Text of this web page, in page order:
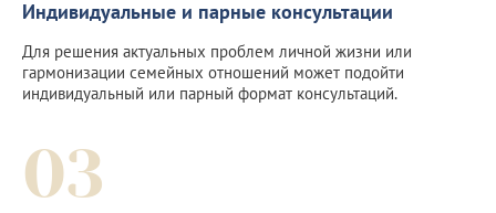
Индивидуальные и парные консультации
Для решения актуальных проблем личной жизни или
гармонизации семейных отношений может подойти
индивидуальный или парный формат консультаций.
03